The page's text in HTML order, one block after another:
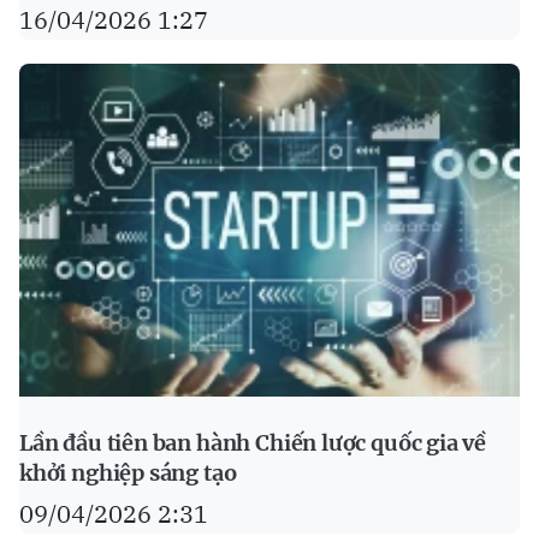
16/04/2026 1:27
Lần đầu tiên ban hành Chiến lược quốc gia về
khởi nghiệp sáng tạo
09/04/2026 2:31